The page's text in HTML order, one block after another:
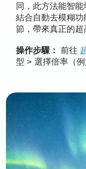
同，此方法能智
結合自動去模糊
節，帶來真正的超
操作步驟： 前往
型 > 選擇倍率（